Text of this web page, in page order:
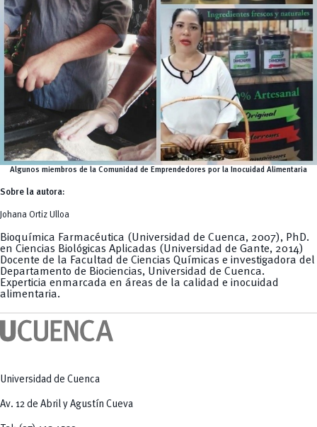
Algunos miembros de la Comunidad de Emprendedores por la Inocuidad Alimentaria
Sobre la autora:
Johana Ortiz Ulloa
Bioquímica Farmacéutica (Universidad de Cuenca, 2007), PhD.
en Ciencias Biológicas Aplicadas (Universidad de Gante, 2014)
Docente de la Facultad de Ciencias Químicas e investigadora del
Departamento de Biociencias, Universidad de Cuenca.
Experticia enmarcada en áreas de la calidad e inocuidad
alimentaria.
Universidad de Cuenca
Av. 12 de Abril y Agustín Cueva